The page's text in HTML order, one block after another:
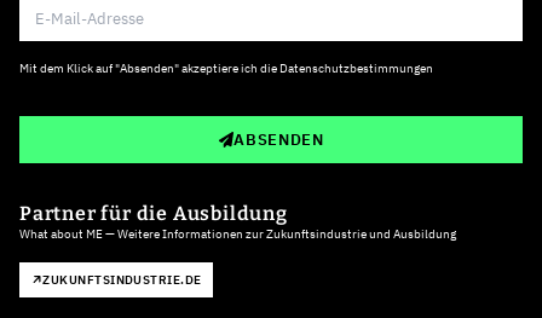
Mit dem Klick auf "Absenden" akzeptiere ich die Datenschutzbestimmungen
ABSENDEN
Partner für die Ausbildung
What about ME — Weitere Informationen zur Zukunftsindustrie und Ausbildung
ZUKUNFTSINDUSTRIE.DE